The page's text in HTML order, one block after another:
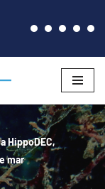
HippoDEC,
mar